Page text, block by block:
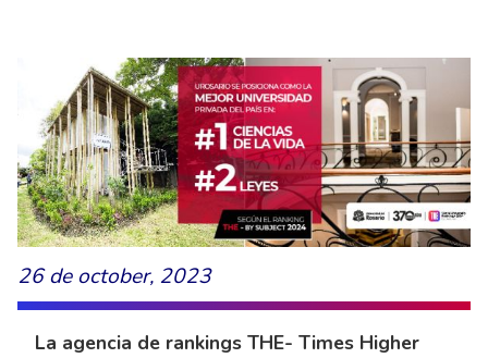
26 de october, 2023
La agencia de rankings THE- Times Higher